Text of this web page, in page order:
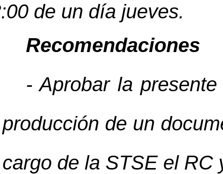
de un día jueves.
Recomendaciones
- Aprobar la
producción de un
cargo de la STSE el RC